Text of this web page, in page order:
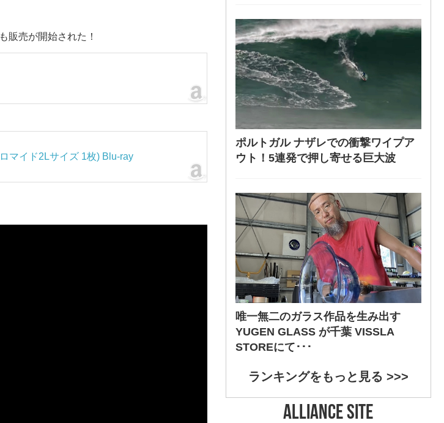
販売が開始された！
マイド2Lサイズ 1枚) Blu-ray
ポルトガル ナザレでの衝撃ワイプア
ウト！5連発で押し寄せる巨大波
唯一無二のガラス作品を生み出す
YUGEN GLASS が千葉 VISSLA
STOREにて･･･
ランキングをもっと見る >>>
ALLIANCE SITE